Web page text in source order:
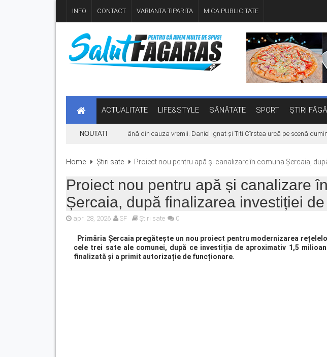
INFO CONTACT VARIANTA TIPARITA MICA PUBLICITATE
ACTUALITATE LIFE&STYLE SĂNĂTATE SPORT ȘTIRI
NOUTATI
Concertul KLUMEA se amână din cauza vremii. Daniel Ignat și Titi Cîrstea urcă pe scenă duminică
Home Știri sate Proiect nou pentru apă și canalizare în comuna Șercaia,
Proiect nou pentru apă și canalizare
Șercaia, după finalizarea investiției de
apr. 28, 2026 SF Știri sate 0
Primăria Șercaia pregătește un nou proiect pentru modernizarea
cele trei sate ale comunei, după ce investiția de aproximativ 1,5
finalizată și a primit autorizație de funcționare.